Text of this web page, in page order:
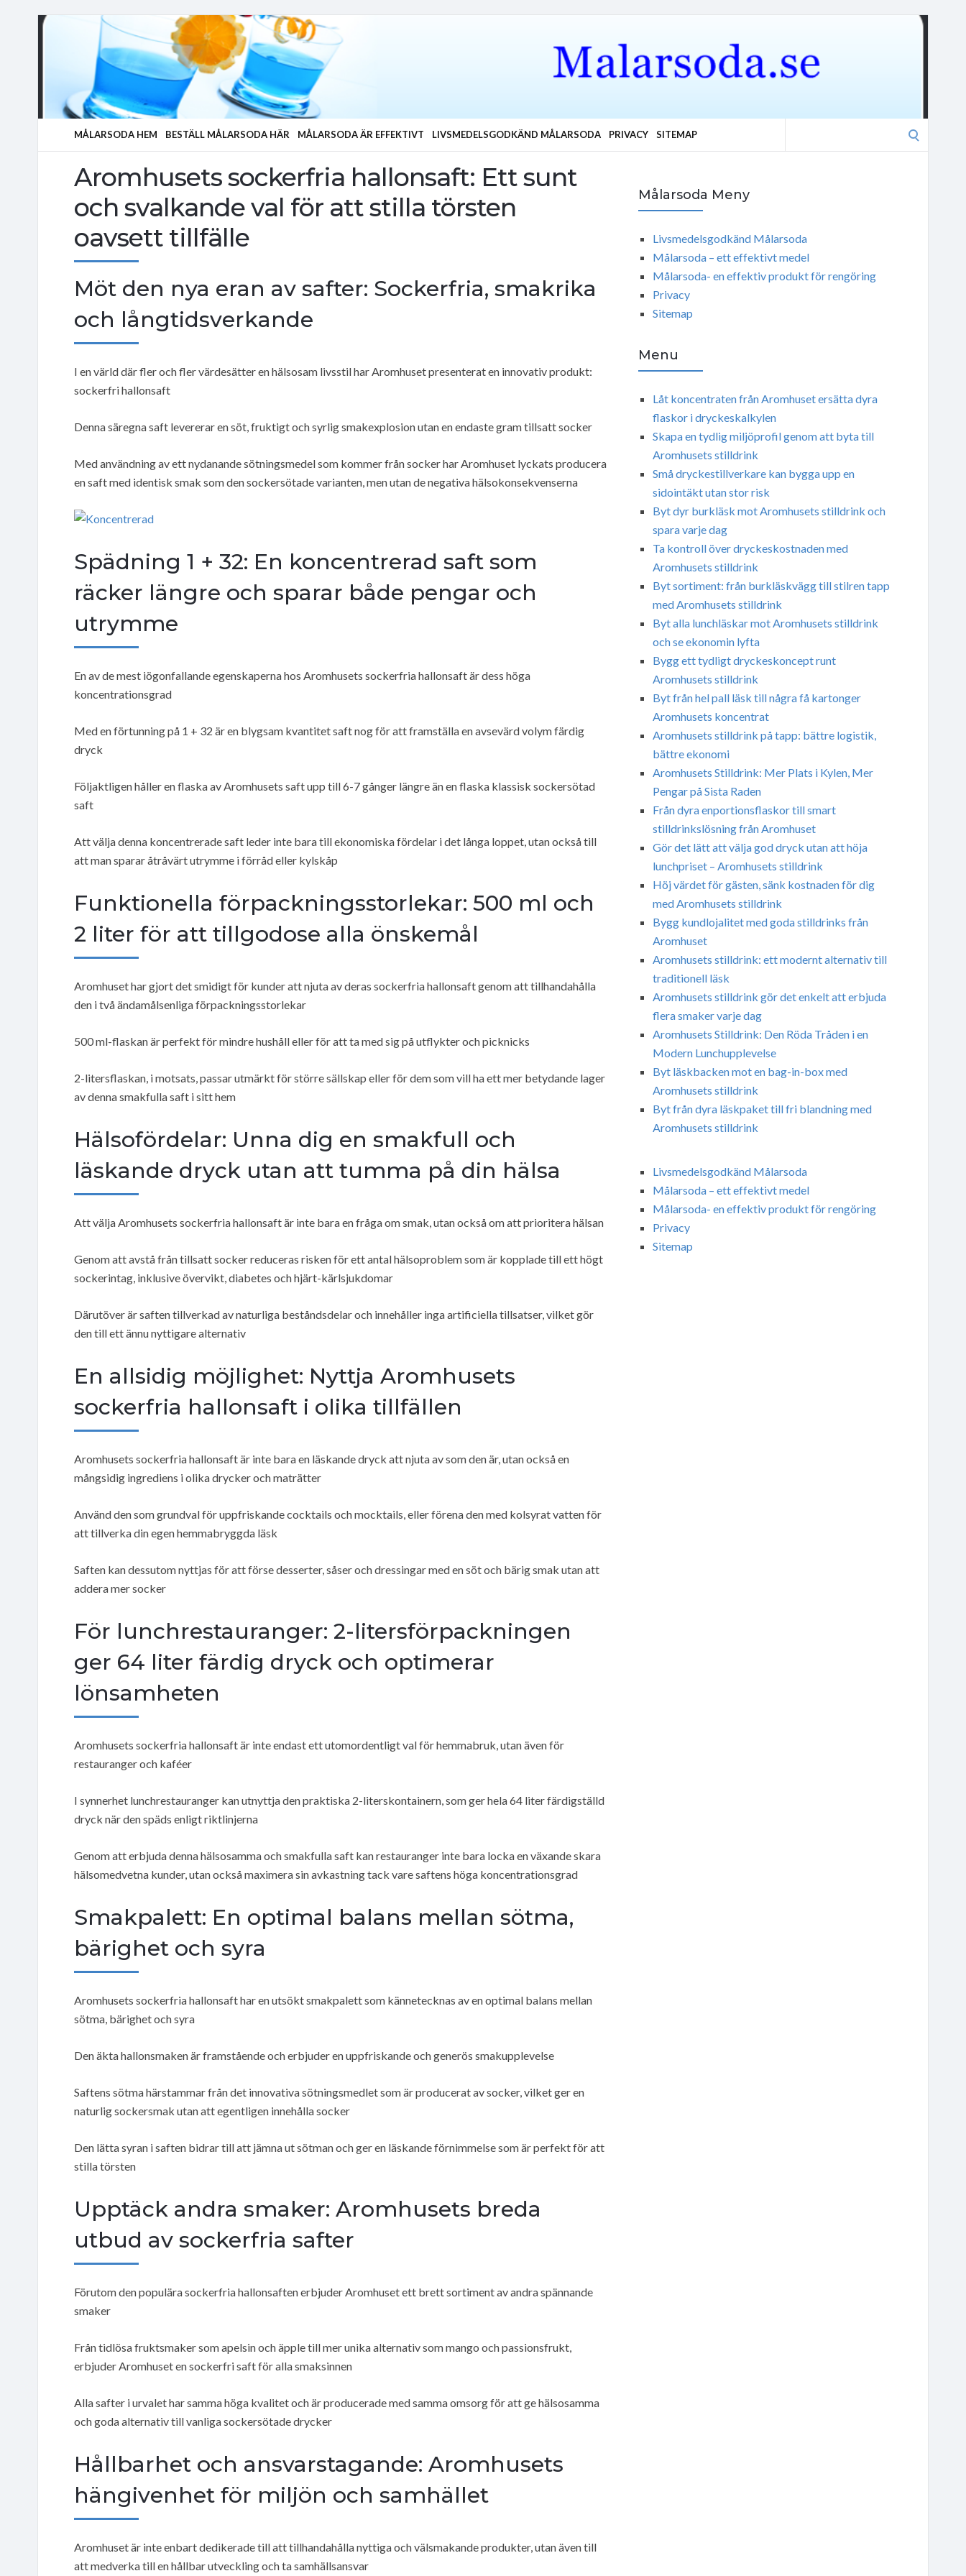
MÅLARSODA HEM BESTÄLL MÅLARSODA HÄR MÅLARSODA ÄR EFFEKTIVT LIVSMEDELSGODKÄND MÅLARSODA PRIVACY SITEMAP
Aromhusets sockerfria hallonsaft: Ett sunt
och svalkande val för att stilla törsten
oavsett tillfälle
Möt den nya eran av safter: Sockerfria, smakrika
och långtidsverkande
I en värld där fler och fler värdesätter en hälsosam livsstil har Aromhuset presenterat en innovativ produkt:
sockerfri hallonsaft
Denna säregna saft levererar en söt, fruktigt och syrlig smakexplosion utan en endaste gram tillsatt socker
Med användning av ett nydanande sötningsmedel som kommer från socker har Aromhuset lyckats producera
en saft med identisk smak som den sockersötade varianten, men utan de negativa hälsokonsekvenserna
Spädning 1 + 32: En koncentrerad saft som
räcker längre och sparar både pengar och
utrymme
En av de mest iögonfallande egenskaperna hos Aromhusets sockerfria hallonsaft är dess höga
koncentrationsgrad
Med en förtunning på 1 + 32 är en blygsam kvantitet saft nog för att framställa en avsevärd volym färdig
dryck
Följaktligen håller en flaska av Aromhusets saft upp till 6-7 gånger längre än en flaska klassisk sockersötad
saft
Att välja denna koncentrerade saft leder inte bara till ekonomiska fördelar i det långa loppet, utan också till
att man sparar åtråvärt utrymme i förråd eller kylskåp
Funktionella förpackningsstorlekar: 500 ml och
2 liter för att tillgodose alla önskemål
Aromhuset har gjort det smidigt för kunder att njuta av deras sockerfria hallonsaft genom att tillhandahålla
den i två ändamålsenliga förpackningsstorlekar
500 ml-flaskan är perfekt för mindre hushåll eller för att ta med sig på utflykter och picknicks
2-litersflaskan, i motsats, passar utmärkt för större sällskap eller för dem som vill ha ett mer betydande lager
av denna smakfulla saft i sitt hem
Hälsofördelar: Unna dig en smakfull och
läskande dryck utan att tumma på din hälsa
Att välja Aromhusets sockerfria hallonsaft är inte bara en fråga om smak, utan också om att prioritera hälsan
Genom att avstå från tillsatt socker reduceras risken för ett antal hälsoproblem som är kopplade till ett högt
sockerintag, inklusive övervikt, diabetes och hjärt-kärlsjukdomar
Därutöver är saften tillverkad av naturliga beståndsdelar och innehåller inga artificiella tillsatser, vilket gör
den till ett ännu nyttigare alternativ
En allsidig möjlighet: Nyttja Aromhusets
sockerfria hallonsaft i olika tillfällen
Aromhusets sockerfria hallonsaft är inte bara en läskande dryck att njuta av som den är, utan också en
mångsidig ingrediens i olika drycker och maträtter
Använd den som grundval för uppfriskande cocktails och mocktails, eller förena den med kolsyrat vatten för
att tillverka din egen hemmabryggda läsk
Saften kan dessutom nyttjas för att förse desserter, såser och dressingar med en söt och bärig smak utan att
addera mer socker
För lunchrestauranger: 2-litersförpackningen
ger 64 liter färdig dryck och optimerar
lönsamheten
Aromhusets sockerfria hallonsaft är inte endast ett utomordentligt val för hemmabruk, utan även för
restauranger och kaféer
I synnerhet lunchrestauranger kan utnyttja den praktiska 2-literskontainern, som ger hela 64 liter färdigställd
dryck när den späds enligt riktlinjerna
Genom att erbjuda denna hälsosamma och smakfulla saft kan restauranger inte bara locka en växande skara
hälsomedvetna kunder, utan också maximera sin avkastning tack vare saftens höga koncentrationsgrad
Smakpalett: En optimal balans mellan sötma,
bärighet och syra
Aromhusets sockerfria hallonsaft har en utsökt smakpalett som kännetecknas av en optimal balans mellan
sötma, bärighet och syra
Den äkta hallonsmaken är framstående och erbjuder en uppfriskande och generös smakupplevelse
Saftens sötma härstammar från det innovativa sötningsmedlet som är producerat av socker, vilket ger en
naturlig sockersmak utan att egentligen innehålla socker
Den lätta syran i saften bidrar till att jämna ut sötman och ger en läskande förnimmelse som är perfekt för att
stilla törsten
Upptäck andra smaker: Aromhusets breda
utbud av sockerfria safter
Förutom den populära sockerfria hallonsaften erbjuder Aromhuset ett brett sortiment av andra spännande
smaker
Från tidlösa fruktsmaker som apelsin och äpple till mer unika alternativ som mango och passionsfrukt,
erbjuder Aromhuset en sockerfri saft för alla smaksinnen
Alla safter i urvalet har samma höga kvalitet och är producerade med samma omsorg för att ge hälsosamma
och goda alternativ till vanliga sockersötade drycker
Hållbarhet och ansvarstagande: Aromhusets
hängivenhet för miljön och samhället
Aromhuset är inte enbart dedikerade till att tillhandahålla nyttiga och välsmakande produkter, utan även till
att medverka till en hållbar utveckling och ta samhällsansvar
Målarsoda Meny
Livsmedelsgodkänd Målarsoda
Målarsoda – ett effektivt medel
Målarsoda- en effektiv produkt för rengöring
Privacy
Sitemap
Menu
Låt koncentraten från Aromhuset ersätta dyra
flaskor i dryckeskalkylen
Skapa en tydlig miljöprofil genom att byta till
Aromhusets stilldrink
Små dryckestillverkare kan bygga upp en
sidointäkt utan stor risk
Byt dyr burkläsk mot Aromhusets stilldrink och
spara varje dag
Ta kontroll över dryckeskostnaden med
Aromhusets stilldrink
Byt sortiment: från burkläskvägg till stilren tapp
med Aromhusets stilldrink
Byt alla lunchläskar mot Aromhusets stilldrink
och se ekonomin lyfta
Bygg ett tydligt dryckeskoncept runt
Aromhusets stilldrink
Byt från hel pall läsk till några få kartonger
Aromhusets koncentrat
Aromhusets stilldrink på tapp: bättre logistik,
bättre ekonomi
Aromhusets Stilldrink: Mer Plats i Kylen, Mer
Pengar på Sista Raden
Från dyra enportionsflaskor till smart
stilldrinkslösning från Aromhuset
Gör det lätt att välja god dryck utan att höja
lunchpriset – Aromhusets stilldrink
Höj värdet för gästen, sänk kostnaden för dig
med Aromhusets stilldrink
Bygg kundlojalitet med goda stilldrinks från
Aromhuset
Aromhusets stilldrink: ett modernt alternativ till
traditionell läsk
Aromhusets stilldrink gör det enkelt att erbjuda
flera smaker varje dag
Aromhusets Stilldrink: Den Röda Tråden i en
Modern Lunchupplevelse
Byt läskbacken mot en bag-in-box med
Aromhusets stilldrink
Byt från dyra läskpaket till fri blandning med
Aromhusets stilldrink
Livsmedelsgodkänd Målarsoda
Målarsoda – ett effektivt medel
Målarsoda- en effektiv produkt för rengöring
Privacy
Sitemap